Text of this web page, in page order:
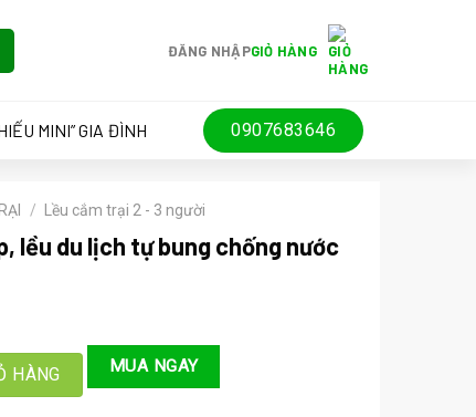
ĐĂNG NHẬPGIỎ HÀNG
MINI” GIA ĐÌNH 0907683646
/ Lều cắm trại 2 - 3 người
lều du lịch tự bung chống nước
tự bung chống nước (mã LT34.1) số lượng
HÀNG MUA NGAY